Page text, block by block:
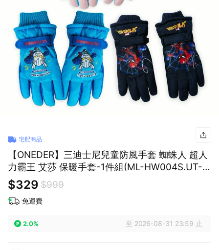
宅配商品
【ONEDER】三迪士尼兒童防風手套 蜘蛛人 超人
力霸王 艾莎 保暖手套-1件組(ML-HW004S.UT-
HW001SS)
$329 $999
免運費
2.0% 至 2026-08-31 23:59 止